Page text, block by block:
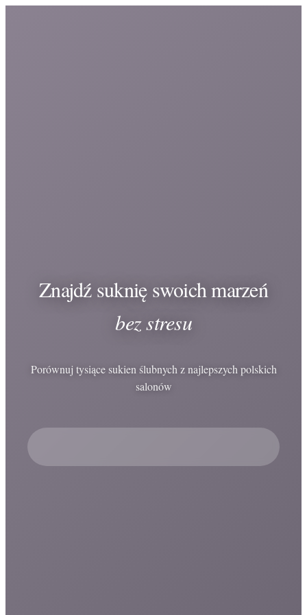
Znajdź suknię swoich marzeń
bez stresu
Porównuj tysiące sukien ślubnych z najlepszych polskich
salonów